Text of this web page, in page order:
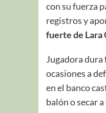
con su fuerza
registros y
fuerte de Lara
Jugadora dura
ocasiones a
en el banco
balón o secar